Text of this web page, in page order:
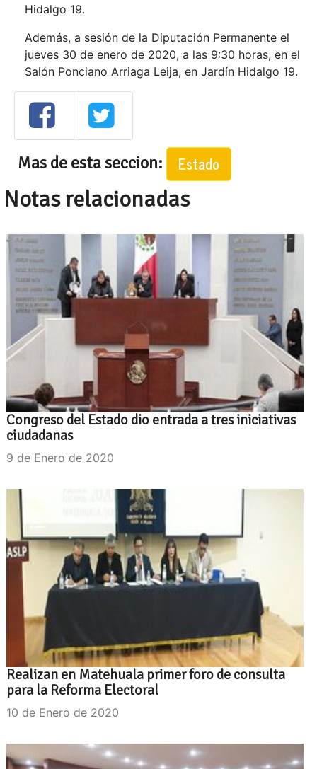
Hidalgo 19.
Además, a sesión de la Diputación Permanente el
jueves 30 de enero de 2020, a las 9:30 horas, en el
Salón Ponciano Arriaga Leija, en Jardín Hidalgo 19.
Mas de esta seccion: Estado
Notas relacionadas
Congreso del Estado dio entrada a tres iniciativas
ciudadanas
9 de Enero de 2020
Realizan en Matehuala primer foro de consulta
para la Reforma Electoral
10 de Enero de 2020